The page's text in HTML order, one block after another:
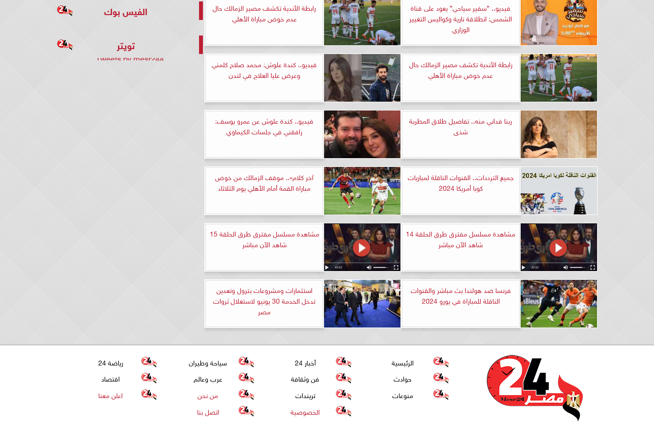
فيديو.. ”سفير سياحي” يعود على قناة
الشمس: انطلاقة نارية وكواليس التغيير
الوزاري
رابطة الأندية تكشف مصير الزمالك حال
عدم خوض مباراة الأهلي
رابطة الأندية تكشف مصير الزمالك حال
عدم خوض مباراة الأهلي
فيديو.. كندة علوش: محمد صلاح كلمني
وعرض عليا العلاج في لندن
ربنا فداني منه.. تفاصيل طلاق المطربة
شذى
فيديو.. كندة علوش عن عمرو يوسف:
رافقني في جلسات الكيماوي
جميع الترددات.. القنوات الناقلة لمباريات
كوبا أمريكا 2024
آخر كلام».. موقف الزمالك من خوض
مباراة القمة أمام الأهلي يوم الثلاثاء
مشاهدة مسلسل مفترق طرق الحلقة 14
شاهد الآن مباشر
مشاهدة مسلسل مفترق طرق الحلقة 15
شاهد الآن مباشر
فرنسا ضد هولندا بث مباشر والقنوات
الناقلة للمباراة في يورو 2024
استثمارات ومشروعات بترول وتعدين
تدخل الخدمة 30 يونيو لاستغلال ثروات
مصر
الفيس بوك
تويتر
Tweets by mesr244
الرئيسية أخبار 24 سياحة وطيران
رياضة 24
حوادث
فن وثقافة عرب وعالم
اقتصاد
منوعات
تريندات من نحن
اعلن معنا
الخصوصية
اتصل بنا